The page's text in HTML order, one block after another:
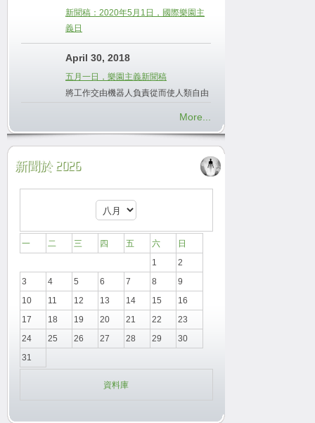
新聞稿：2020年5月1日，國際樂園主
義日
April 30, 2018
五月一日，樂園主義新聞稿
將工作交由機器人負責從而使人類自由
More...
新聞於 2026
一 二 三 四 五 六
日
1
2
3
4 5 6 7 8
9
10
11 12 13 14 15
16
17
18 19 20 21 22
23
24
25 26 27 28 29
30
31
資料庫